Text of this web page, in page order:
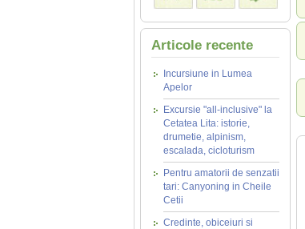
Articole recente
Incursiune in Lumea
Apelor
Excursie "all-inclusive" la
Cetatea Lita: istorie,
drumetie, alpinism,
escalada, cicloturism
Pentru amatorii de senzatii
tari: Canyoning in Cheile
Cetii
Credinte, obiceiuri si